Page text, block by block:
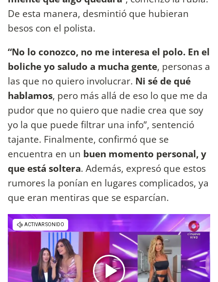
De esta manera, desmintió que hubieran
besos con el polista.
“No lo conozco, no me interesa el polo. En el
boliche yo saludo a mucha gente, personas a
las que no quiero involucrar. Ni sé de qué
hablamos, pero más allá de eso lo que me da
pudor que no quiero que nadie crea que soy
yo la que puede filtrar una info”, sentenció
tajante. Finalmente, confirmó que se
encuentra en un buen momento personal, y
que está soltera. Además, expresó que estos
rumores la ponían en lugares complicados, ya
que eran mentiras que se esparcían.